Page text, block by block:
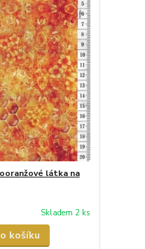
látka na
Skladem 2 ks
košíku